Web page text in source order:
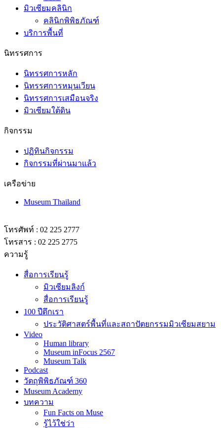
มิวเซียมคลินิก
คลินิกพิพิธภัณฑ์
บริการพื้นที่
นิทรรศการ
นิทรรศการหลัก
นิทรรศการหมุนเวียน
นิทรรศการเสมือนจริง
มิวเซียมใต้ดิน
กิจกรรม
ปฏิทินกิจกรรม
กิจกรรมที่ผ่านมาแล้ว
เครือข่าย
Museum Thailand
โทรศัพท์ : 02 225 2777
โทรสาร : 02 225 2775
ความรู้
สื่อการเรียนรู้
มิวเซียมลิงก์
สื่อการเรียนรู้
100 ปีตึกเรา
ประวัติศาสตร์พื้นที่และสถาปัตยกรรมมิวเซียมสยาม
Video
Human library
Museum inFocus 2567
Museum Talk
Podcast
วัตถุพิพิธภัณฑ์ 360
Museum Academy
บทความ
Fun Facts on Muse
รู้ไว้ใช่ว่า